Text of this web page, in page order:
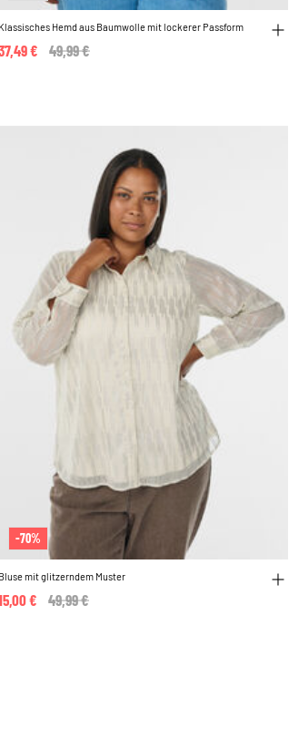
Klassisches Hemd aus Baumwolle mit lockerer Passform
Price reduced from
49,99 €
€
-70%
Bluse mit glitzerndem Muster
Price reduced from
49,99 €
€